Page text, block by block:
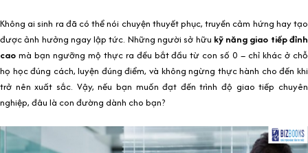
Không ai sinh ra đã có thể nói chuyện thuyết phục, truyền cảm hứng hay tạo
được ảnh hưởng ngay lập tức. Những người sở hữu kỹ năng giao tiếp đỉnh
cao mà bạn ngưỡng mộ thực ra đều bắt đầu từ con số 0 – chỉ khác ở chỗ
họ học đúng cách, luyện đúng điểm, và không ngừng thực hành cho đến khi
trở nên xuất sắc. Vậy, nếu bạn muốn đạt đến trình độ giao tiếp chuyên
nghiệp, đâu là con đường dành cho bạn?